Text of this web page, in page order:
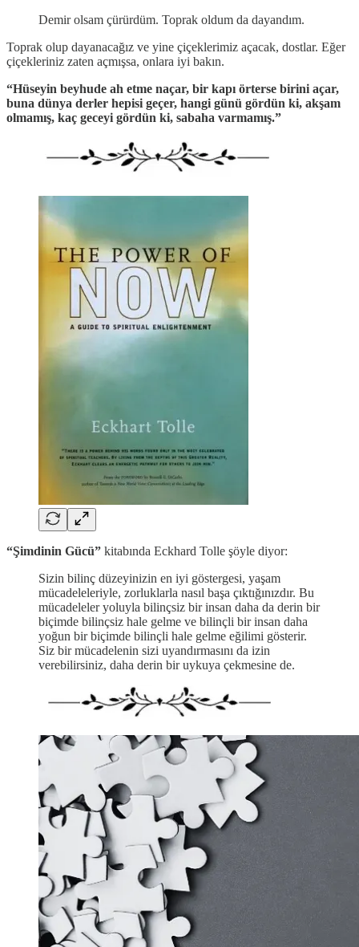
Demir olsam çürürdüm. Toprak oldum da dayandım.
Toprak olup dayanacağız ve yine çiçeklerimiz açacak, dostlar. Eğer
çiçekleriniz zaten açmışsa, onlara iyi bakın.
“Hüseyin beyhude ah etme naçar, bir kapı örterse birini açar,
buna dünya derler hepisi geçer, hangi günü gördün ki, akşam
olmamış, kaç geceyi gördün ki, sabaha varmamış.”
“Şimdinin Gücü” kitabında Eckhard Tolle şöyle diyor:
Sizin bilinç düzeyinizin en iyi göstergesi, yaşam
mücadeleleriyle, zorluklarla nasıl başa çıktığınızdır. Bu
mücadeleler yoluyla bilinçsiz bir insan daha da derin bir
biçimde bilinçsiz hale gelme ve bilinçli bir insan daha
yoğun bir biçimde bilinçli hale gelme eğilimi gösterir.
Siz bir mücadelenin sizi uyandırmasını da izin
verebilirsiniz, daha derin bir uykuya çekmesine de.